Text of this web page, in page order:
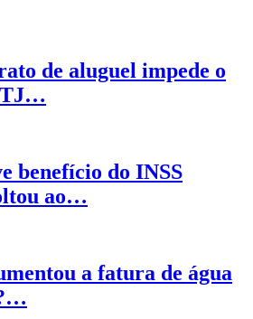
de aluguel impede o
benefício do INSS
ao…
a fatura de água